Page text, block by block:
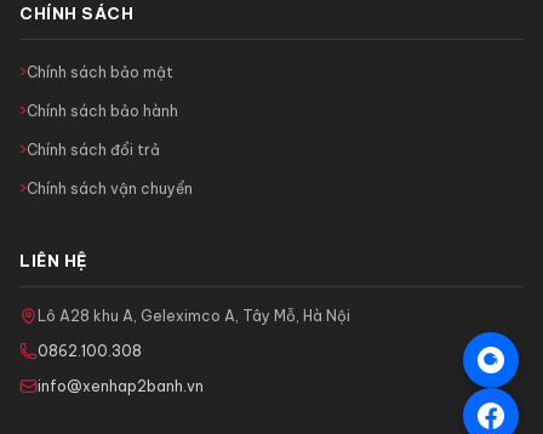
CHÍNH SÁCH
Chính sách bảo mật
Chính sách bảo hành
Chính sách đổi trả
Chính sách vận chuyển
LIÊN HỆ
Lô A28 khu A, Geleximco A, Tây Mỗ, Hà Nội
0862.100.308
info@xenhap2banh.vn